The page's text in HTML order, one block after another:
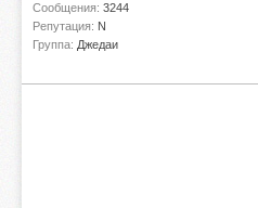
Сообщения: 3244
Репутация: N
Группа: Джедаи